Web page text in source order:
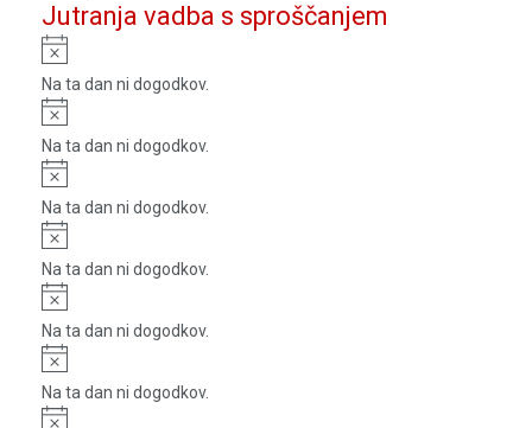
Jutranja vadba s sproščanjem
Notice
Na ta dan ni dogodkov.
Notice
Na ta dan ni dogodkov.
Notice
Na ta dan ni dogodkov.
Notice
Na ta dan ni dogodkov.
Notice
Na ta dan ni dogodkov.
Notice
Na ta dan ni dogodkov.
Notice